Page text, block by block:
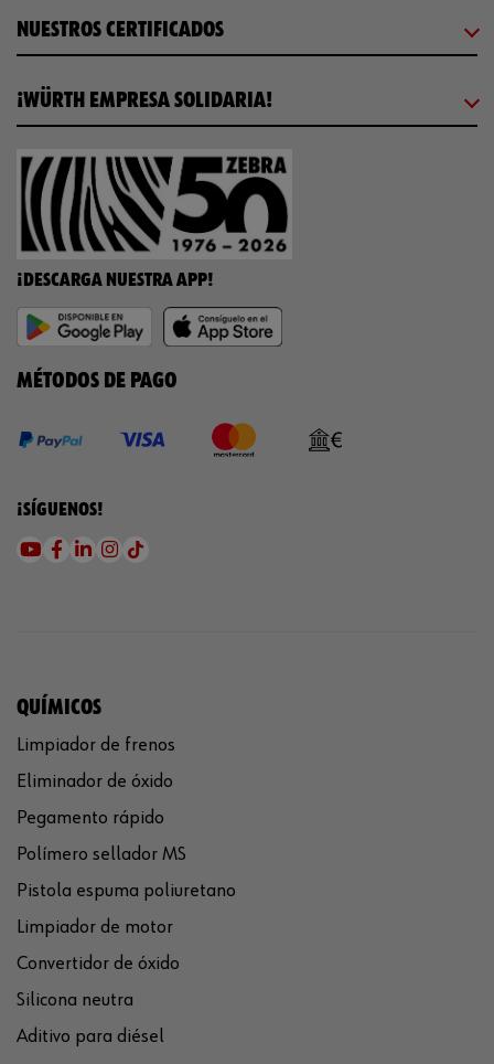
NUESTROS CERTIFICADOS
¡WÜRTH EMPRESA SOLIDARIA!
¡DESCARGA NUESTRA APP!
MÉTODOS DE PAGO
¡SÍGUENOS!
QUÍMICOS
Limpiador de frenos
Eliminador de óxido
Pegamento rápido
Polímero sellador MS
Pistola espuma poliuretano
Limpiador de motor
Convertidor de óxido
Silicona neutra
Aditivo para diésel